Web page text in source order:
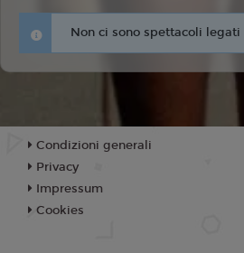
Non ci sono spettacoli legati
Condizioni generali
Privacy
Impressum
Cookies